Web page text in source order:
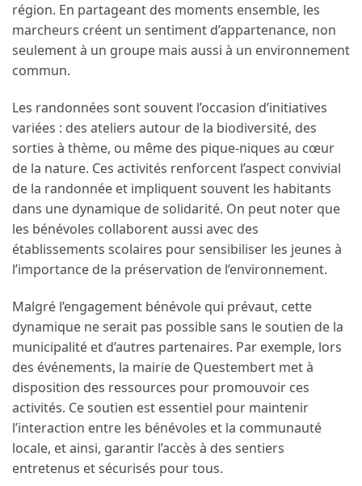
région. En partageant des moments ensemble, les
marcheurs créent un sentiment d’appartenance, non
seulement à un groupe mais aussi à un environnement
commun.
Les randonnées sont souvent l’occasion d’initiatives
variées : des ateliers autour de la biodiversité, des
sorties à thème, ou même des pique-niques au cœur
de la nature. Ces activités renforcent l’aspect convivial
de la randonnée et impliquent souvent les habitants
dans une dynamique de solidarité. On peut noter que
les bénévoles collaborent aussi avec des
établissements scolaires pour sensibiliser les jeunes à
l’importance de la préservation de l’environnement.
Malgré l’engagement bénévole qui prévaut, cette
dynamique ne serait pas possible sans le soutien de la
municipalité et d’autres partenaires. Par exemple, lors
des événements, la mairie de Questembert met à
disposition des ressources pour promouvoir ces
activités. Ce soutien est essentiel pour maintenir
l’interaction entre les bénévoles et la communauté
locale, et ainsi, garantir l’accès à des sentiers
entretenus et sécurisés pour tous.